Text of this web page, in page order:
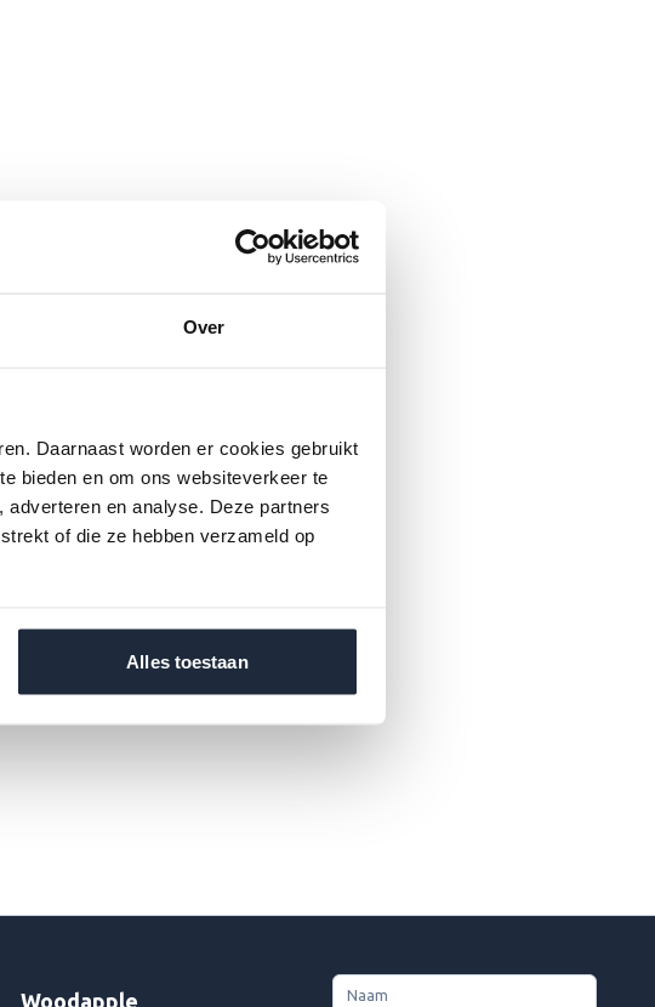
Over
Daarnaast worden er cookies gebruikt
bieden en om ons websiteverkeer te
en analyse. Deze partners
of die ze hebben verzameld op
Alles toestaan
Woodapple Naam